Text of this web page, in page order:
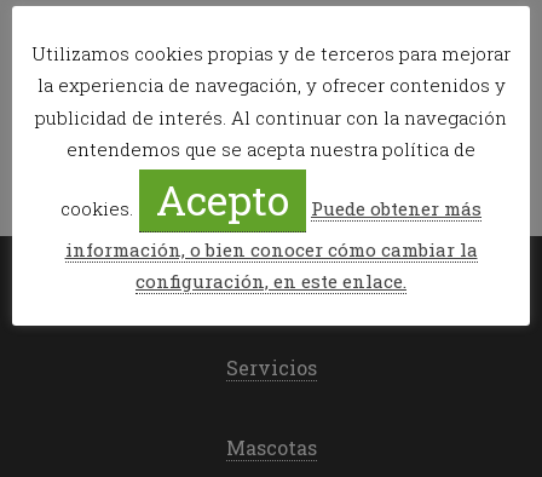
Senderismo
app android Benasque CCBPP,
Centro de
Ciencias de Benasque Pedro Pascual
Mi reserva
Servicios
Mascotas
Utilizamos cookies propias y de terceros para mejorar
la experiencia de navegación, y ofrecer contenidos y
publicidad de interés. Al continuar con la navegación
entendemos que se acepta nuestra política de
cookies. Acepto
Puede obtener más
información, o bien conocer cómo cambiar la
configuración, en este enlace.